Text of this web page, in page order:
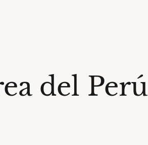
del Perú